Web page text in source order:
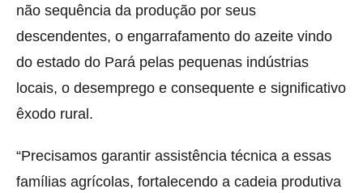
não sequência da produção por seus
descendentes, o engarrafamento do azeite vindo
do estado do Pará pelas pequenas indústrias
locais, o desemprego e consequente e significativo
êxodo rural.
“Precisamos garantir assistência técnica a essas
famílias agrícolas, fortalecendo a cadeia produtiva